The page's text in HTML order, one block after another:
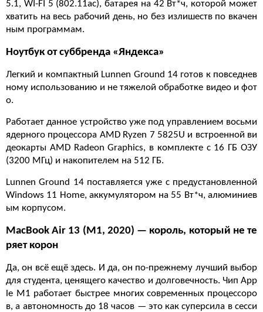
5.1, WI-FI 5 (802.11ac), батарея на 42 Вт*ч, которой может
хватить на весь рабочий день, но без излишеств по вкачен
ным программам.
Ноутбук от суббренда «Яндекса»
Легкий и компактный Lunnen Ground 14 готов к повседнев
ному использованию и не тяжелой обработке видео и фот
о.
Работает данное устройство уже под управлением восьми
ядерного процессора AMD Ryzen 7 5825U и встроенной ви
деокарты AMD Radeon Graphics, в комплекте с 16 ГБ ОЗУ
(3200 МГц) и накопителем на 512 ГБ.
Lunnen Ground 14 поставляется уже с предустановленной
Windows 11 Home, аккумулятором на 55 Вт*ч, алюминиев
ым корпусом.
MacBook Air 13 (M1, 2020) — король, который не те
ряет корон
Да, он всё ещё здесь. И да, он по-прежнему лучший выбор
для студента, ценящего качество и долговечность. Чип App
le M1 работает быстрее многих современных процессоро
в, а автономность до 18 часов — это как суперсила в сесси